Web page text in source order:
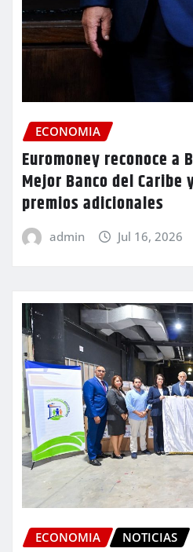
ECONOMIA
Euromoney reconoce a
Mejor Banco del Caribe
premios adicionales
admin Jul 16, 2026
ECONOMIA NOTICIAS